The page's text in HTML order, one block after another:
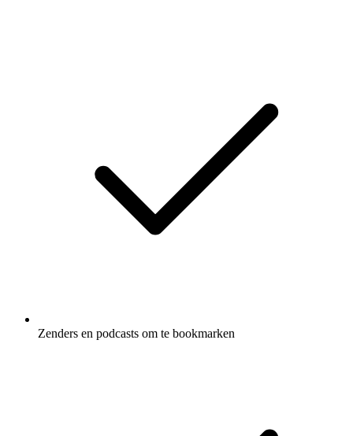
Zenders en podcasts om te bookmarken